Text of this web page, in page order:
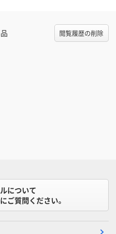
閲覧履歴の削除
について
ご質問ください。